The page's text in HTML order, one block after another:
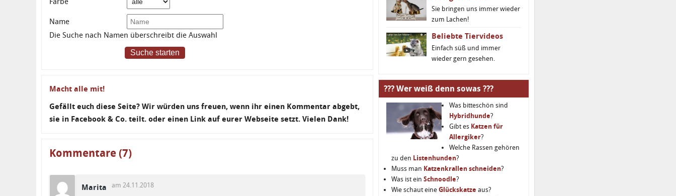
Name
Die Suche nach Namen überschreibt die Auswahl
Suche starten
Macht alle mit!
Gefällt euch diese Seite? Wir würden uns freuen, wenn ihr einen Kommentar abgebt,
sie in Facebook & Co. teilt. oder einen Link auf eurer Webseite setzt. Vielen Dank!
Kommentare (7)
Marita am 24.11.2018
Sie bringen uns immer wieder
zum Lachen!
Beliebte Tiervideos
Einfach süß und immer
wieder gern gesehen.
??? Wer weiß denn sowas ???
Was bitteschön sind
Hybridhunde?
Gibt es Katzen für
Allergiker?
Welche Rassen gehören
zu den Listenhunden?
Muss man Katzenkrallen schneiden?
Was ist ein Schnoodle?
Wie schaut eine Glückskatze aus?